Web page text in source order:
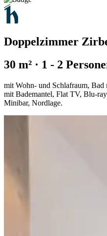
Doppelzimmer
30 m² · 1 - 2
mit Wohn- und Schlafraum,
mit Bademantel, Flat TV, Blu-
Minibar, Nordlage.